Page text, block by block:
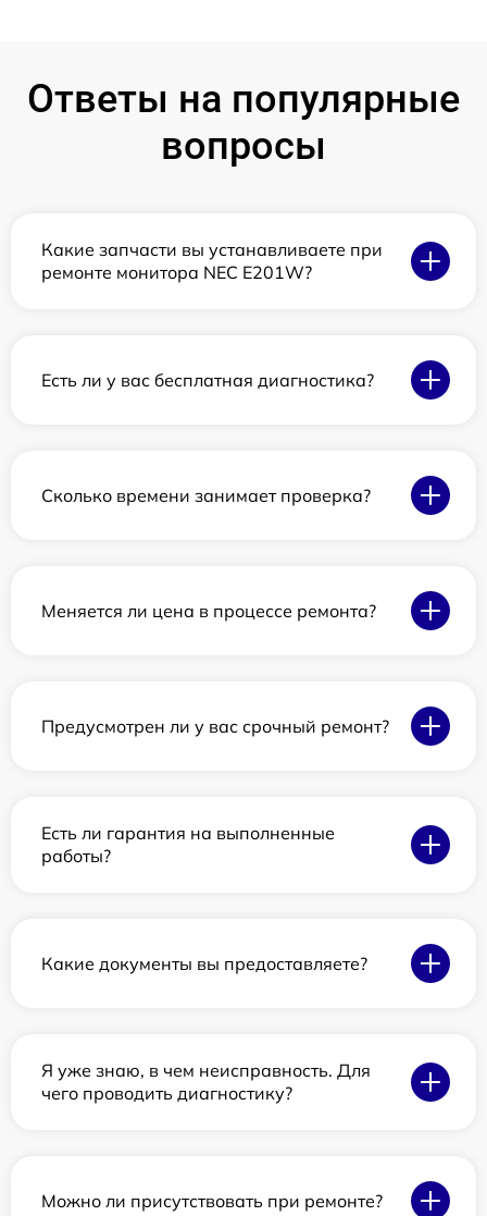
Ответы на популярные
вопросы
Какие запчасти вы устанавливаете при
ремонте монитора NEC E201W?
Есть ли у вас бесплатная диагностика?
Сколько времени занимает проверка?
Меняется ли цена в процессе ремонта?
Предусмотрен ли у вас срочный ремонт?
Есть ли гарантия на выполненные
работы?
Какие документы вы предоставляете?
Я уже знаю, в чем неисправность. Для
чего проводить диагностику?
Можно ли присутствовать при ремонте?